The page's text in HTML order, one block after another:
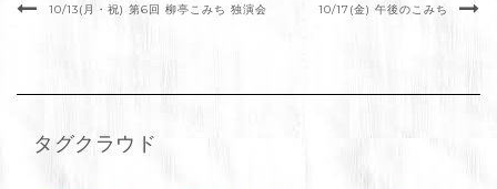
10/13(月・祝) 第6回 柳亭こみち 独演会 10/17(金) 午後のこみち
タグクラウド